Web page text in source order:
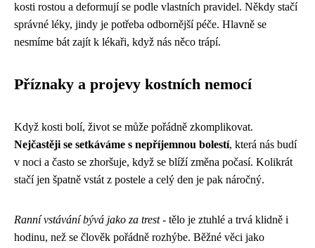
kosti rostou a deformují se podle vlastních pravidel. Někdy stačí
správné léky, jindy je potřeba odbornější péče. Hlavně se
nesmíme bát zajít k lékaři, když nás něco trápí.
Příznaky a projevy kostních nemocí
Když kosti bolí, život se může pořádně zkomplikovat.
Nejčastěji se setkáváme s nepříjemnou bolestí, která nás budí
v noci a často se zhoršuje, když se blíží změna počasí. Kolikrát
stačí jen špatně vstát z postele a celý den je pak náročný.
Ranní vstávání bývá jako za trest- tělo je ztuhlé a trvá klidně i
hodinu, než se člověk pořádně rozhýbe. Běžné věci jako